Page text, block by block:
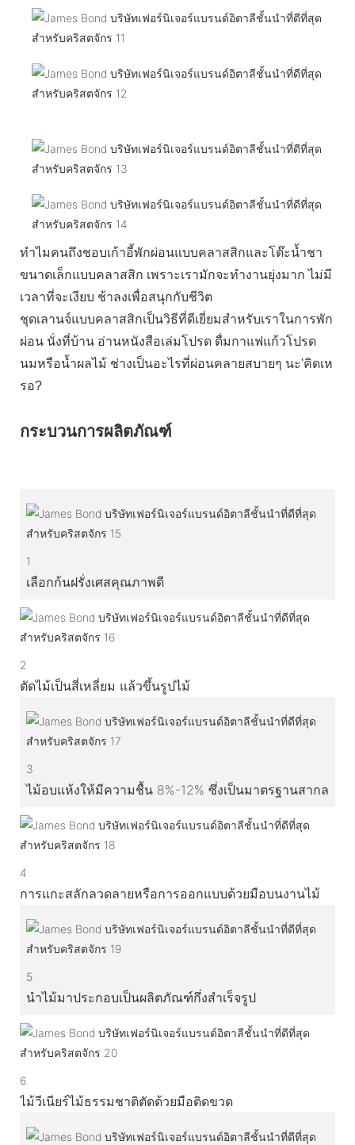
ทำไมคนถึงชอบเก้าอี้พักผ่อนแบบคลาสสิกและโต๊ะน้ำชา
ขนาดเล็กแบบคลาสสิก เพราะเรามักจะทำงานยุ่งมาก ไม่มี
เวลาที่จะเงียบ ช้าลงเพื่อสนุกกับชีวิต
ชุดเลานจ์แบบคลาสสิกเป็นวิธีที่ดีเยี่ยมสำหรับเราในการพัก
ผ่อน นั่งที่บ้าน อ่านหนังสือเล่มโปรด ดื่มกาแฟแก้วโปรด
นมหรือน้ำผลไม้ ช่างเป็นอะไรที่ผ่อนคลายสบายๆ นะ'คิดเห
รอ?
กระบวนการผลิตภัณฑ์
1
เลือกก้นฝรั่งเศสคุณภาพดี
2
ตัดไม้เป็นสี่เหลี่ยม แล้วขึ้นรูปไม้
3
ไม้อบแห้งให้มีความชื้น 8%-12% ซึ่งเป็นมาตรฐานสากล
4
การแกะสลักลวดลายหรือการออกแบบด้วยมือบนงานไม้
5
นำไม้มาประกอบเป็นผลิตภัณฑ์กึ่งสำเร็จรูป
6
ไม้วีเนียร์ไม้ธรรมชาติตัดด้วยมือติดขวด